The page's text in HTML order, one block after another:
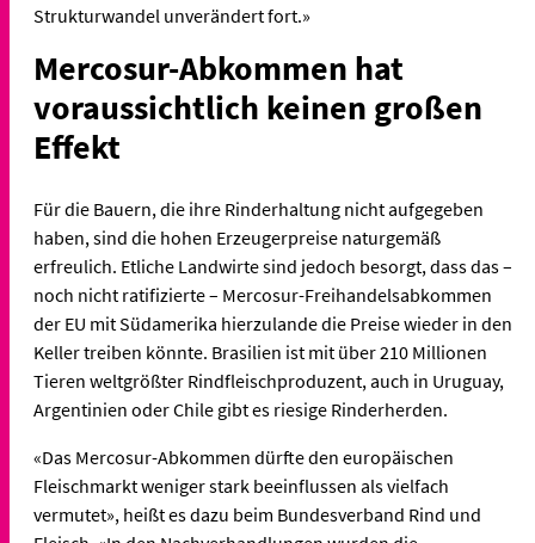
Strukturwandel unverändert fort.»
Mercosur-Abkommen hat
voraussichtlich keinen großen
Effekt
Für die Bauern, die ihre Rinderhaltung nicht aufgegeben
haben, sind die hohen Erzeugerpreise naturgemäß
erfreulich. Etliche Landwirte sind jedoch besorgt, dass das –
noch nicht ratifizierte – Mercosur-Freihandelsabkommen
der EU mit Südamerika hierzulande die Preise wieder in den
Keller treiben könnte. Brasilien ist mit über 210 Millionen
Tieren weltgrößter Rindfleischproduzent, auch in Uruguay,
Argentinien oder Chile gibt es riesige Rinderherden.
«Das Mercosur-Abkommen dürfte den europäischen
Fleischmarkt weniger stark beeinflussen als vielfach
vermutet», heißt es dazu beim Bundesverband Rind und